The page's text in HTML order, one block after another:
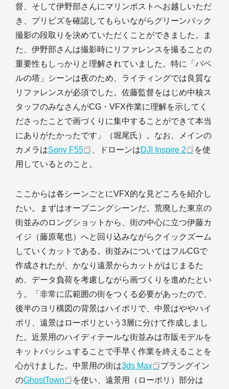
督、そして伊野部さんにマリンポストへお越しいただ
き、プリビズを確認してもらいながらグリーンバック
撮影の段取りを決めていただくことができました。ま
た、伊野部さんは撮影時にリファレンスを撮ることの
重要性もしっかりと理解されていました。特に「バベ
ルの塔」シーンは夜のため、ライティングでは良質な
リファレンスが必須でした。佐藤監督をはじめ中核ス
タッフのみなさんがCG・VFX作業に理解を示してく
ださったことで画づくりに集中することができて本当
にありがたかったです」（堀尾氏）。なお、メインの
カメラはSony F55 、ドローンはDJI Inspire 2
を使
用しているとのこと。
ここからは各シーンごとにVFX的な見どころを紹介し
たい。まずはオープニングシーンだ。荒廃した東京の
街並みのロングショットから、街の中心に立つ伊藤カ
イジ（藤原竜也）へと回り込みながらクイックズーム
していくカットである。街並みについてはフルCGで
作成されたが、かなり遠景からカットがはじまるた
め、データ負荷を考慮しながら画づくりを進めたとい
う。「非常に広範囲の街をつくる必要があったので、
後半のヨリ構図の背景はハイポリで、中景はややハイ
ポリ、遠景はローポリという3層に分けて作成しまし
た。近景用のハイディテールな街並みは市販モデルを
キットバッシュすることで手早く作業を終えることを
心がけました。中景用の街は3ds Max
プラングイン
のGhostTown
を使い、遠景用（ローポリ）部分は